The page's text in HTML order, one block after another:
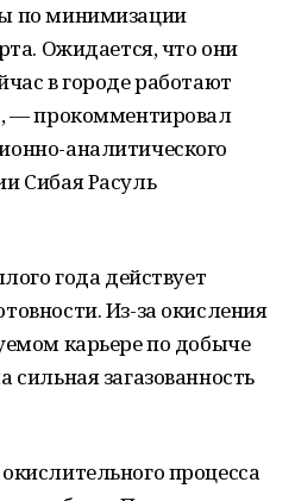
по минимизации
Ожидается, что они
в городе работают
— прокомментировал
аналитического
Сибая Расуль
года действует
Из-за окисления
карьере по добыче
загазованность
процесса